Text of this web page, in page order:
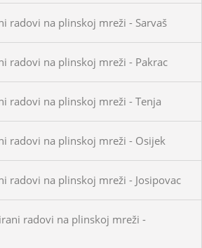
radovi na plinskoj mreži - Sarvaš
radovi na plinskoj mreži - Pakrac
radovi na plinskoj mreži - Tenja
radovi na plinskoj mreži - Osijek
radovi na plinskoj mreži - Josipovac
radovi na plinskoj mreži -